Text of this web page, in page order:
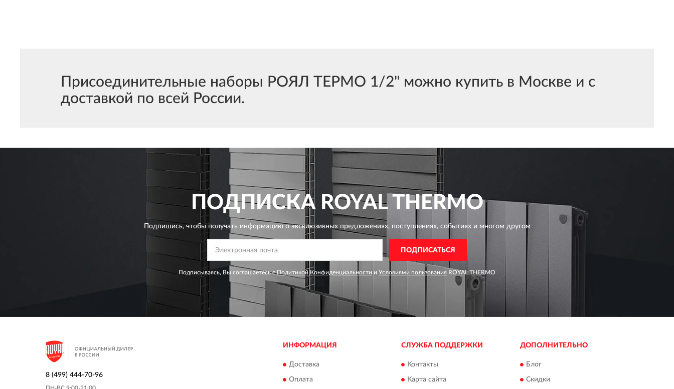
Присоединительные наборы РОЯЛ ТЕРМО 1/2" можно купить в Москве и с
доставкой по всей России.
ПОДПИСКАROYAL THERMO
Подпишись, чтобы получать информацию о эксклюзивных предложениях,поступлениях, событиях и многом другом
ПОДПИСАТЬСЯ
Подписываясь, Вы соглашаетесь сПолитикой Конфиденциальности и Условиями пользования ROYAL THERMO
8 (499) 444-70-96
ИНФОРМАЦИЯ
Доставка
Оплата
СЛУЖБА ПОДДЕРЖКИ
Контакты
Карта сайта
ДОПОЛНИТЕЛЬНО
Блог
Скидки